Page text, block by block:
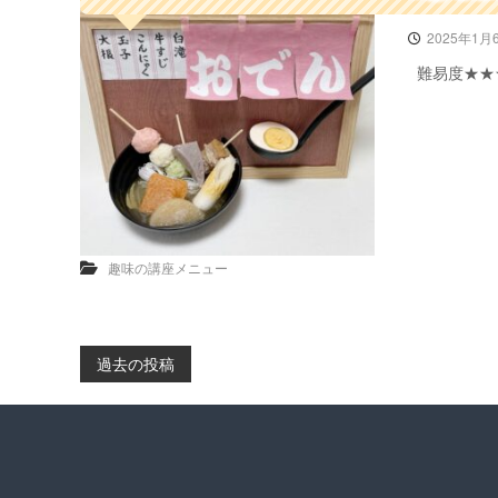
2025年1月
難易度
趣味の講座メニュー
投
過去の投稿